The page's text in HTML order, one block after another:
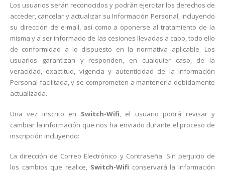
Los usuarios serán reconocidos y podrán ejercitar los derechos de
acceder, cancelar y actualizar su Información Personal, incluyendo
su dirección de e-mail, así como a oponerse al tratamiento de la
misma y a ser informado de las cesiones llevadas a cabo, todo ello
de conformidad a lo dispuesto en la normativa aplicable. Los
usuarios garantizan y responden, en cualquier caso, de la
veracidad, exactitud, vigencia y autenticidad de la Información
Personal facilitada, y se comprometen a mantenerla debidamente
actualizada.
Una vez inscrito en Switch-Wifi, el usuario podrá revisar y
cambiar la información que nos ha enviado durante el proceso de
inscripción incluyendo:
La dirección de Correo Electrónico y Contraseña. Sin perjuicio de
los cambios que realice, Switch-Wifi conservará la Información